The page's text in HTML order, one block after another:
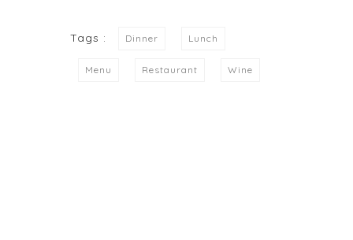
Tags : Dinner Lunch
Menu Restaurant Wine